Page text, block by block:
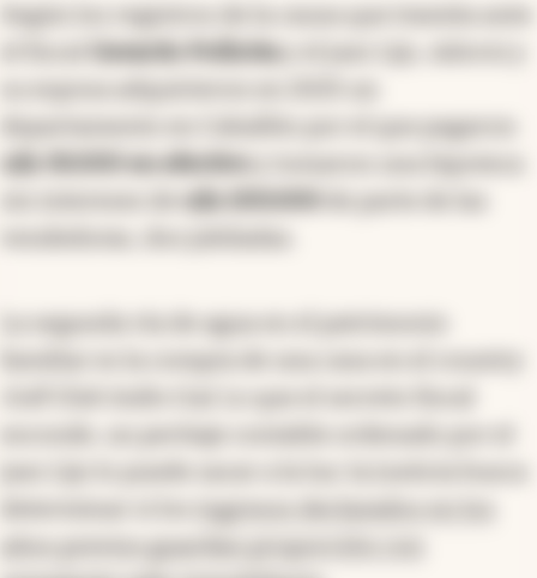
Según los registros de la causa que tramita ante
Gerardo Pollicita
departamento en Caballito por el que pagaron
u$s 30.000 en efectivo
La segunda vía de agua en el patrimonio
ingresos declarados en los
años previos guardan proporción con